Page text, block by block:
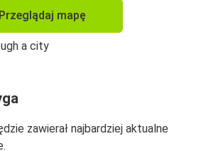
Przeglądaj mapę
zawierał najbardziej aktualne